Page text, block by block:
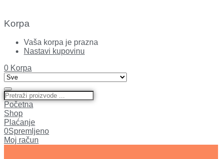
Korpa
Vaša korpa je prazna
Nastavi kupovinu
0 Korpa
Početna
Shop
Plaćanje
0Spremljeno
Moj račun